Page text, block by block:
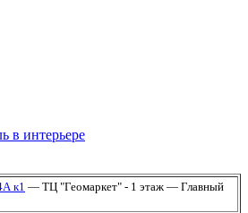
в интерьере
к1 — ТЦ "Геомаркет" - 1 этаж — Главный